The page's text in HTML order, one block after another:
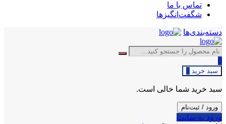
تماس با ما
شگفت‌انگیزها
دسته‌بندی‌ها
0
سبد خرید
سبد خرید شما خالی است.
ورود / ثبت‌نام
ورود به سایت